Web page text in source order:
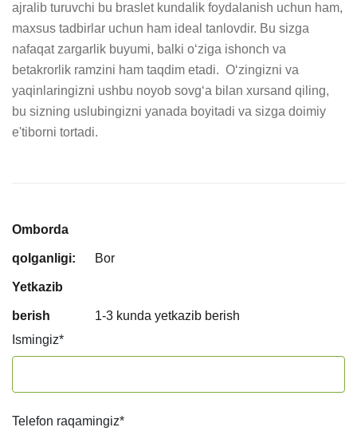
ajralib turuvchi bu braslet kundalik foydalanish uchun ham,
maxsus tadbirlar uchun ham ideal tanlovdir. Bu sizga
nafaqat zargarlik buyumi, balki o‘ziga ishonch va
betakrorlik ramzini ham taqdim etadi.  O‘zingizni va
yaqinlaringizni ushbu noyob sovg‘a bilan xursand qiling,
bu sizning uslubingizni yanada boyitadi va sizga doimiy
e'tiborni tortadi.
Omborda
qolganligi: Bor
Yetkazib
berish
1-3 kunda yetkazib berish
Ismingiz*
Telefon raqamingiz*